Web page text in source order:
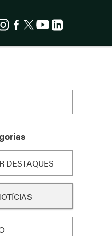
DESTAQUES